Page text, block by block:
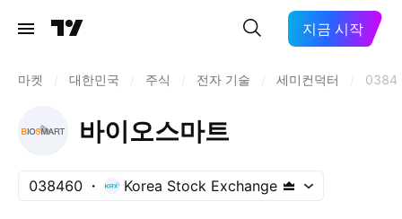
지금 시작
마켓 대한민국 주식 전자 기술 세미컨덕터
바이오스마트
038460 Korea Stock Exchange